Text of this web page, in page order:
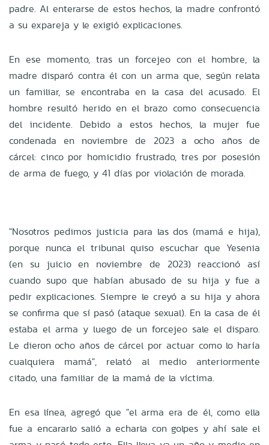
padre. Al enterarse de estos hechos, la madre confrontó
a su expareja y le exigió explicaciones.
En ese momento, tras un forcejeo con el hombre, la
madre disparó contra él con un arma que, según relata
un familiar, se encontraba en la casa del acusado. El
hombre resultó herido en el brazo como consecuencia
del incidente. Debido a estos hechos, la mujer fue
condenada en noviembre de 2023 a ocho años de
cárcel: cinco por homicidio frustrado, tres por posesión
de arma de fuego, y 41 días por violación de morada.
"Nosotros pedimos justicia para las dos (mamá e hija),
porque nunca el tribunal quiso escuchar que Yesenia
(en su juicio en noviembre de 2023) reaccionó así
cuando supo que habían abusado de su hija y fue a
pedir explicaciones. Siempre le creyó a su hija y ahora
se confirma que sí pasó (ataque sexual). En la casa de él
estaba el arma y luego de un forcejeo sale el disparo.
Le dieron ocho años de cárcel por actuar como lo haría
cualquiera mamá", relató al medio anteriormente
citado, una familiar de la mamá de la víctima.
En esa línea, agregó que "el arma era de él, como ella
fue a encararlo salió a echarla con golpes y ahí sale el